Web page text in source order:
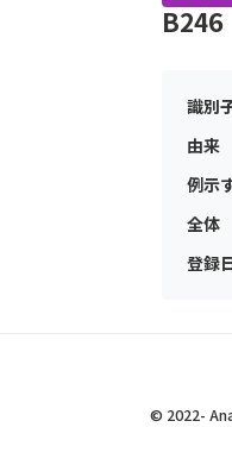
B246
識別
由来
例示
全体
登録
© 2022-